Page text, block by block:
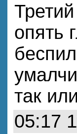
опять
так
05:17